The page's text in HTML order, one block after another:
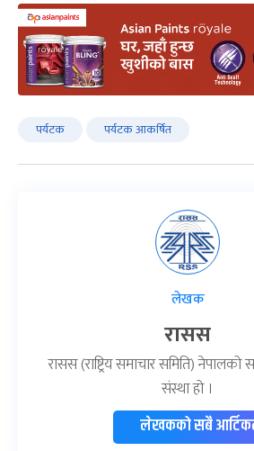
पर्यटक पर्यटक आकर्षित
लेखक
रासस
रासस (राष्ट्रिय समाचार समिति) नेपालको
संस्था हो ।
लेखकको सबै